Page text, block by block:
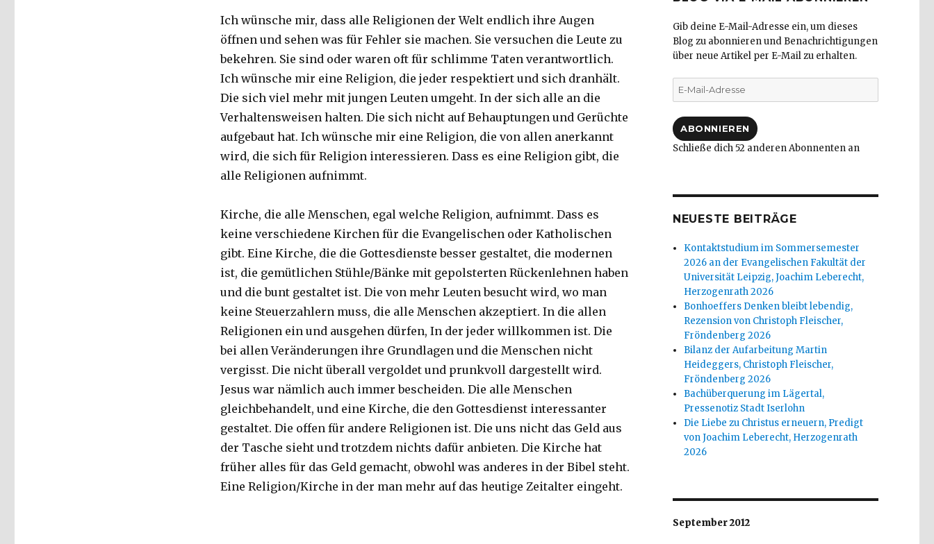
Ich wünsche mir, dass alle Religionen der Welt endlich ihre Augen
öffnen und sehen was für Fehler sie machen. Sie versuchen die Leute zu
bekehren. Sie sind oder waren oft für schlimme Taten verantwortlich.
Ich wünsche mir eine Religion, die jeder respektiert und sich dranhält.
Die sich viel mehr mit jungen Leuten umgeht. In der sich alle an die
Verhaltensweisen halten. Die sich nicht auf Behauptungen und Gerüchte
aufgebaut hat. Ich wünsche mir eine Religion, die von allen anerkannt
wird, die sich für Religion interessieren. Dass es eine Religion gibt, die
alle Religionen aufnimmt.
Kirche, die alle Menschen, egal welche Religion, aufnimmt. Dass es
keine verschiedene Kirchen für die Evangelischen oder Katholischen
gibt. Eine Kirche, die die Gottesdienste besser gestaltet, die modernen
ist, die gemütlichen Stühle/Bänke mit gepolsterten Rückenlehnen haben
und die bunt gestaltet ist. Die von mehr Leuten besucht wird, wo man
keine Steuerzahlern muss, die alle Menschen akzeptiert. In die allen
Religionen ein und ausgehen dürfen, In der jeder willkommen ist. Die
bei allen Veränderungen ihre Grundlagen und die Menschen nicht
vergisst. Die nicht überall vergoldet und prunkvoll dargestellt wird.
Jesus war nämlich auch immer bescheiden. Die alle Menschen
gleichbehandelt, und eine Kirche, die den Gottesdienst interessanter
gestaltet. Die offen für andere Religionen ist. Die uns nicht das Geld aus
der Tasche sieht und trotzdem nichts dafür anbieten. Die Kirche hat
früher alles für das Geld gemacht, obwohl was anderes in der Bibel steht.
Eine Religion/Kirche in der man mehr auf das heutige Zeitalter eingeht.
Gib deine E-Mail-Adresse ein, um dieses
Blog zu abonnieren und Benachrichtigungen
über neue Artikel per E-Mail zu erhalten.
E-
Mail-
ABONNIEREN
Schließe dich 52 anderen Abonnenten an
NEUESTE BEITRÄGE
Kontaktstudium im Sommersemester
2026 an der Evangelischen Fakultät der
Universität Leipzig, Joachim Leberecht,
Herzogenrath 2026
Bonhoeffers Denken bleibt lebendig,
Rezension von Christoph Fleischer,
Fröndenberg 2026
Bilanz der Aufarbeitung Martin
Heideggers, Christoph Fleischer,
Fröndenberg 2026
Bachüberquerung im Lägertal,
Pressenotiz Stadt Iserlohn
Die Liebe zu Christus erneuern, Predigt
von Joachim Leberecht, Herzogenrath
2026
September 2012